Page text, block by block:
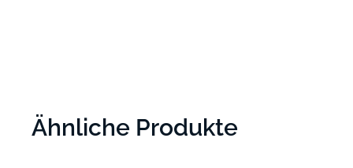
Ähnliche Produkte